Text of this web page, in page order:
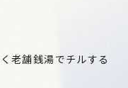
老舗銭湯でチルする